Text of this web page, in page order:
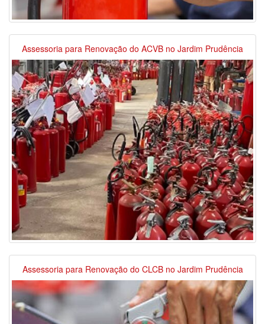
Assessoria para Renovação do ACVB no Jardim Prudência
Assessoria para Renovação do CLCB no Jardim Prudência